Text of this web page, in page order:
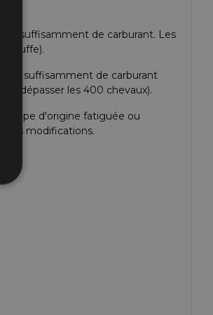
suffisamment de carburant. Les
suffisamment de carburant
dépasser les 400 chevaux).
d'origine fatiguée ou
modifications.